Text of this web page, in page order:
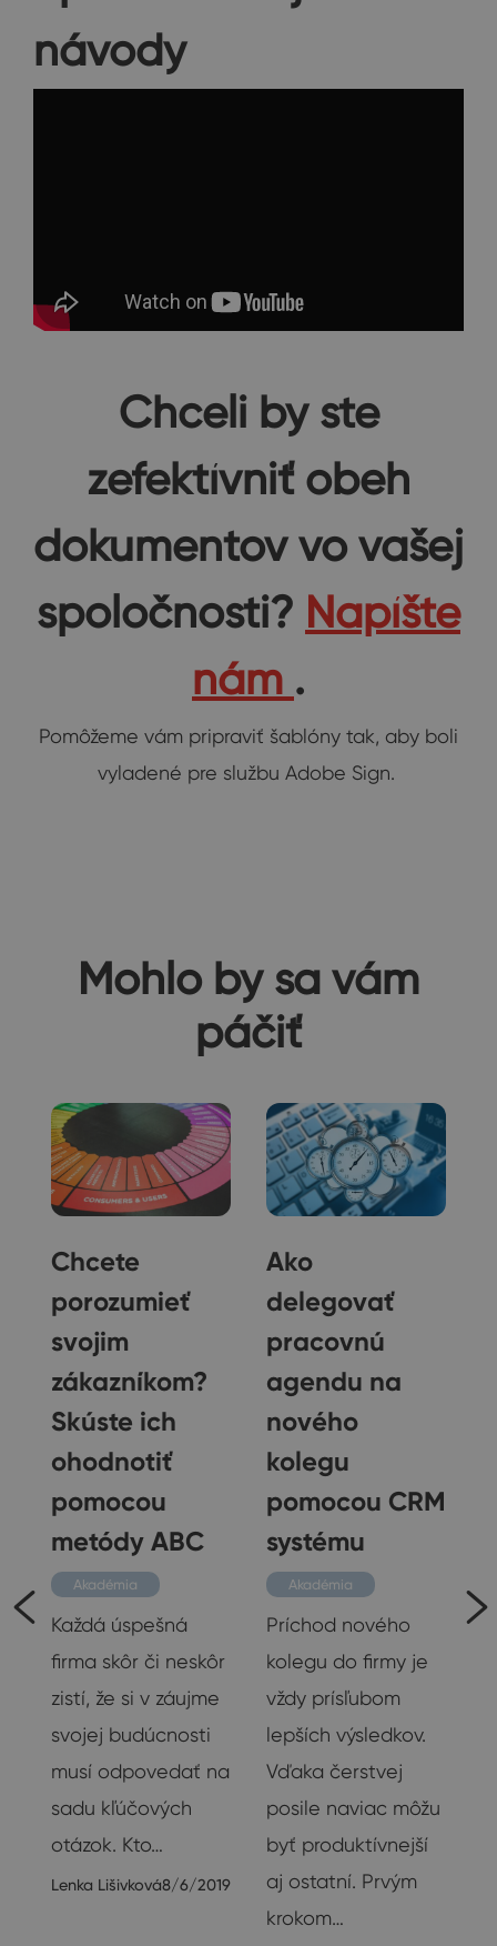
návody
Chceli by ste
zefektívniť obeh
dokumentov vo vašej
spoločnosti? Napíšte
nám .
Pomôžeme vám pripraviť šablóny tak, aby boli
vyladené pre službu Adobe Sign.
Mohlo by sa vám
páčiť
Chcete
porozumieť
svojim
zákazníkom?
Skúste ich
ohodnotiť
pomocou
metódy ABC
Akadémia
Každá úspešná
firma skôr či neskôr
zistí, že si v záujme
svojej budúcnosti
musí odpovedať na
sadu kľúčových
otázok. Kto…
Lenka Lišivková8/6/2019
Ako
delegovať
pracovnú
agendu na
nového
kolegu
pomocou CRM
systému
Akadémia
Príchod nového
kolegu do firmy je
vždy prísľubom
lepších výsledkov.
Vďaka čerstvej
posile naviac môžu
byť produktívnejší
aj ostatní. Prvým
krokom…